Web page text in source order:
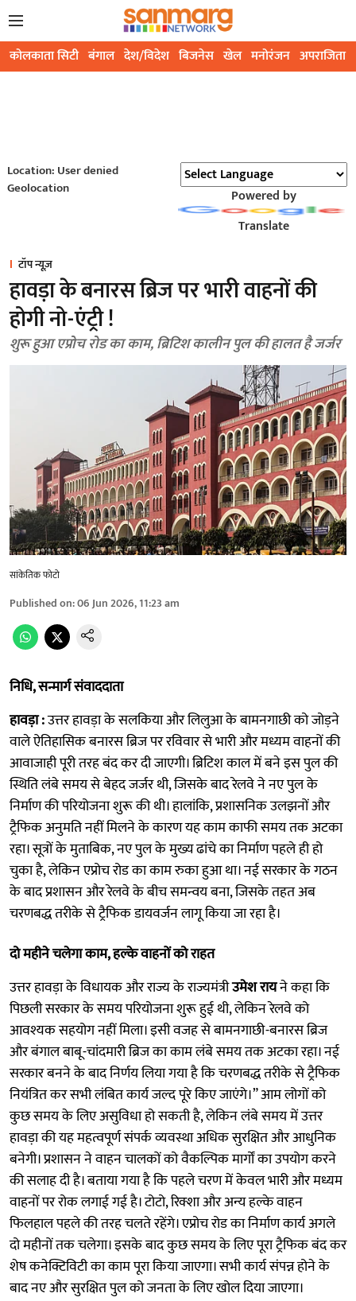
कोलकाता सिटी बंगाल देश/विदेश बिजनेस खेल मनोरंजन अपराजिता
Location: User denied
Geolocation
Powered by
Translate
टॉप न्यूज़
हावड़ा के बनारस ब्रिज पर भारी वाहनों की
होगी नो-एंट्री !
शुरू हुआ एप्रोच रोड का काम, ब्रिटिश कालीन पुल की हालत है जर्जर
सांकेतिक फोटो
Published on:06 Jun 2026, 11:23 am
निधि, सन्मार्ग संवाददाता
हावड़ा :उत्तर हावड़ा के सलकिया और लिलुआ के बामनगाछी को जोड़ने
वाले ऐतिहासिक बनारस ब्रिज पर रविवार से भारी और मध्यम वाहनों की
आवाजाही पूरी तरह बंद कर दी जाएगी। ब्रिटिश काल में बने इस पुल की
स्थिति लंबे समय से बेहद जर्जर थी, जिसके बाद रेलवे ने नए पुल के
निर्माण की परियोजना शुरू की थी। हालांकि, प्रशासनिक उलझनों और
ट्रैफिक अनुमति नहीं मिलने के कारण यह काम काफी समय तक अटका
रहा। सूत्रों के मुताबिक, नए पुल के मुख्य ढांचे का निर्माण पहले ही हो
चुका है, लेकिन एप्रोच रोड का काम रुका हुआ था। नई सरकार के गठन
के बाद प्रशासन और रेलवे के बीच समन्वय बना, जिसके तहत अब
चरणबद्ध तरीके से ट्रैफिक डायवर्जन लागू किया जा रहा है।
दो महीने चलेगा काम, हल्के वाहनों को राहत
उत्तर हावड़ा के विधायक और राज्य के राज्यमंत्रीउमेश रायने कहा कि
पिछली सरकार के समय परियोजना शुरू हुई थी, लेकिन रेलवे को
आवश्यक सहयोग नहीं मिला। इसी वजह से बामनगाछी-बनारस ब्रिज
और बंगाल बाबू-चांदमारी ब्रिज का काम लंबे समय तक अटका रहा। नई
सरकार बनने के बाद निर्णय लिया गया है कि चरणबद्ध तरीके से ट्रैफिक
नियंत्रित कर सभी लंबित कार्य जल्द पूरे किए जाएंगे।” आम लोगों को
कुछ समय के लिए असुविधा हो सकती है, लेकिन लंबे समय में उत्तर
हावड़ा की यह महत्वपूर्ण संपर्क व्यवस्था अधिक सुरक्षित और आधुनिक
बनेगी। प्रशासन ने वाहन चालकों को वैकल्पिक मार्गों का उपयोग करने
की सलाह दी है। बताया गया है कि पहले चरण में केवल भारी और मध्यम
वाहनों पर रोक लगाई गई है। टोटो, रिक्शा और अन्य हल्के वाहन
फिलहाल पहले की तरह चलते रहेंगे। एप्रोच रोड का निर्माण कार्य अगले
दो महीनों तक चलेगा। इसके बाद कुछ समय के लिए पूरा ट्रैफिक बंद कर
शेष कनेक्टिविटी का काम पूरा किया जाएगा। सभी कार्य संपन्न होने के
बाद नए और सुरक्षित पुल को जनता के लिए खोल दिया जाएगा।